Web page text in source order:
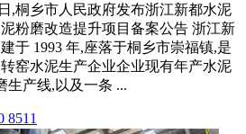
,桐乡市人民政府发布浙江新都水泥
粉磨改造提升项目备案公告 浙江新
于 1993 年,座落于桐乡市崇福镇,是
窑水泥生产企业企业现有年产水泥
生产线,以及一条 ...
8511